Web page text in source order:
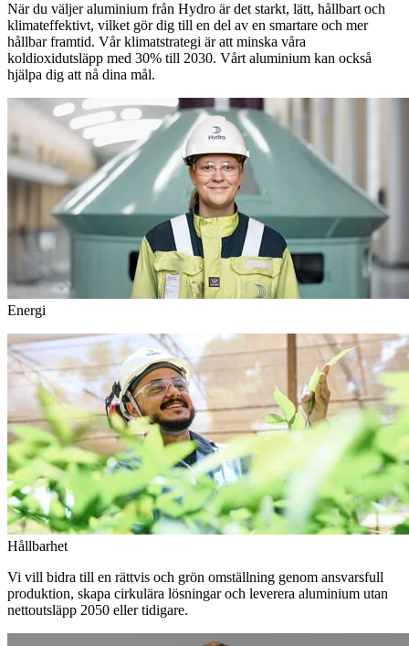
När du väljer aluminium från Hydro är det starkt, lätt, hållbart och
klimateffektivt, vilket gör dig till en del av en smartare och mer
hållbar framtid. Vår klimatstrategi är att minska våra
koldioxidutsläpp med 30% till 2030. Vårt aluminium kan också
hjälpa dig att nå dina mål.
Energi
Hållbarhet
Vi vill bidra till en rättvis och grön omställning genom ansvarsfull
produktion, skapa cirkulära lösningar och leverera aluminium utan
nettoutsläpp 2050 eller tidigare.